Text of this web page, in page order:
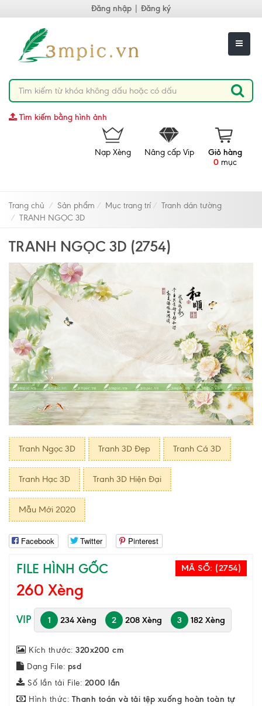
Đăng nhập Đăng ký
Tìm kiếm bằng hình ảnh
Giỏ hàng
0 mục
Nâng cấp Vip
Nạp Xèng
Trang chủ Sản phẩm Mục trang trí
Tranh dán tường
TRANH NGỌC 3D
TRANH NGỌC 3D (2754)
Tranh Ngọc 3D Tranh 3D Đẹp Tranh Cá 3D
Tranh Hạc 3D Tranh 3D Hiện Ðại
Mẫu Mới 2020
Facebook Twitter Pinterest
FILE HÌNH GỐC MÃ SỐ: (2754)
260 Xèng
VIP 1 234 Xèng 2 208 Xèng 3 182 Xèng
Kích thước: 320x200 cm
Dạng File: psd
Số lần tải File: 2000 lần
Hình thức: Thanh toán và tải tệp xuống hoàn toàn tự